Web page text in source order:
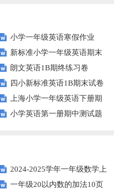
小学一年级英语寒假作业
新标准小学一年级英语期末
质量检测题
朗文英语1B期终练习卷
四小新标准英语1B期末试卷
上海小学一年级英语下册期
中试卷
小学英语第一册期中测试题
2024-2025学年一年级数学上
册期末素养测评卷（考试版A4
一年级20以内数的加法10页